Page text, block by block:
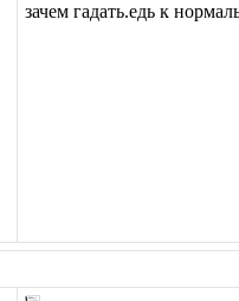
зачем гадать.едь к